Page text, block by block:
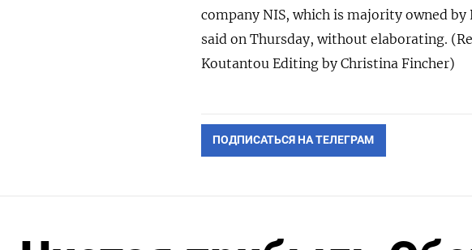
company NIS, which is majority owned by
said on Thursday, without elaborating.
Koutantou Editing by Christina Fincher)
ПОДПИСАТЬСЯ НА ТЕЛЕГРАМ